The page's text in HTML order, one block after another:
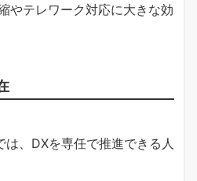
やテレワーク対応に大きな効
、DXを専任で推進できる人